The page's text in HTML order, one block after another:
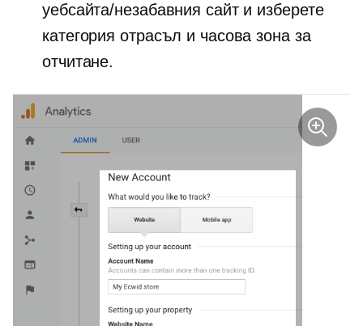
уебсайта/незабавния сайт и изберете
категория отрасъл и часова зона за
отчитане.